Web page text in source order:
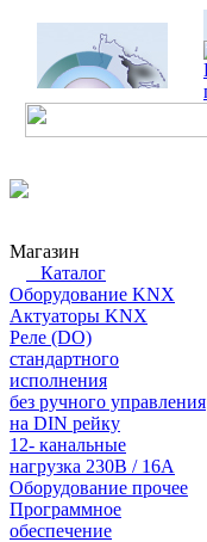
Магазин
Каталог
Оборудование KNX
Актуаторы KNX
Реле (DO)
стандартного
исполнения
без ручного управления
на DIN рейку
12- канальные
нагрузка 230В / 16А
Оборудование прочее
Программное
обеспечение